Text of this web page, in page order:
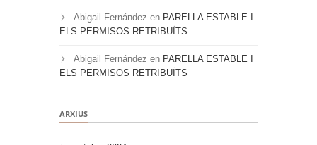
Abigail Fernández en PARELLA ESTABLE I
ELS PERMISOS RETRIBUÏTS
Abigail Fernández en PARELLA ESTABLE I
ELS PERMISOS RETRIBUÏTS
ARXIUS